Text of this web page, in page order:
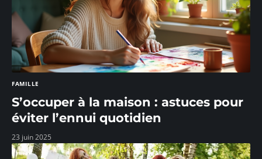
FAMILLE
S’occuper à la maison : astuces pour
éviter l’ennui quotidien
23 juin 2025